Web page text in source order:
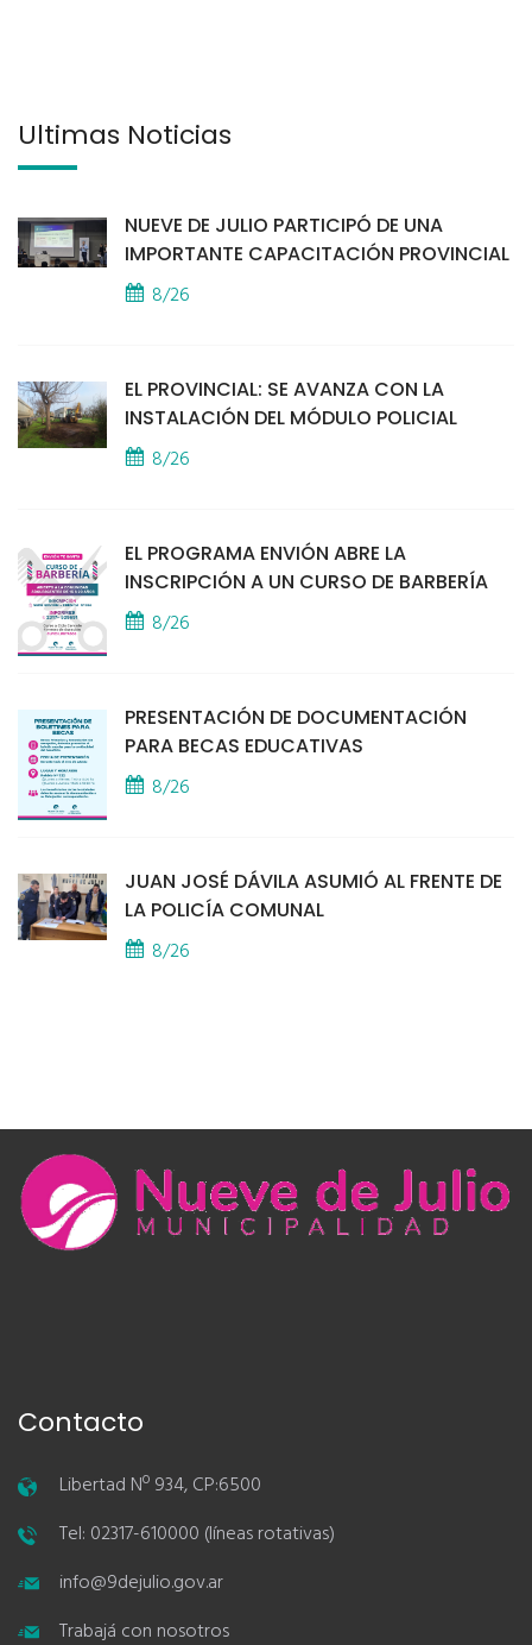
Últimas Noticias
NUEVE DE JULIO PARTICIPÓ DE UNA
IMPORTANTE CAPACITACIÓN PROVINCIAL
8/26
EL PROVINCIAL: SE AVANZA CON LA
INSTALACIÓN DEL MÓDULO POLICIAL
8/26
EL PROGRAMA ENVIÓN ABRE LA
INSCRIPCIÓN A UN CURSO DE BARBERÍA
8/26
PRESENTACIÓN DE DOCUMENTACIÓN
PARA BECAS EDUCATIVAS
8/26
JUAN JOSÉ DÁVILA ASUMIÓ AL FRENTE DE
LA POLICÍA COMUNAL
8/26
Contacto
Libertad Nº 934, CP:6500
Tel: 02317-610000 (líneas rotativas)
info@9dejulio.gov.ar
Trabajá con nosotros